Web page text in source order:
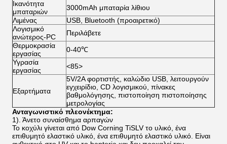
Ικανότητα
μπαταριών
3000mAh μπαταρία λίθιου
Λιμένας
USB, Bluetooth (προαιρετικό)
Λογισμικό
ανώτερος-PC
Περιλάβετε
Θερμοκρασία
εργασίας
0-40℃
Υγρασία
εργασίας
<85>
Εξαρτήματα
5V/2A φορτιστής, καλώδιο USB, λειτουργούν
εγχειρίδιο, CD λογισμικού, πίνακες
βαθμολόγησης, πιστοποίηση πιστοποίησης
μετρολογίας
Ανταγωνιστικό πλεονέκτημα:
1). Άνετο συναίσθημα αρπαγών
Το κοχύλι γίνεται από Dow Corning TiSLV το υλικό, ένα
επιθυμητό ελαστικό υλικό, ένα επιθυμητό ελαστικό υλικό. Είναι